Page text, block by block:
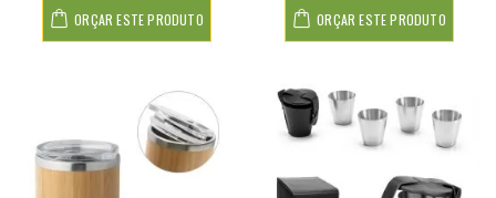
ORÇAR ESTE PRODUTO ORÇAR ESTE PRODUTO